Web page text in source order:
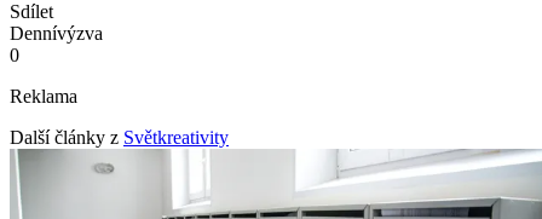
Sdílet
Dennívýzva
0
Reklama
Další články z Světkreativity